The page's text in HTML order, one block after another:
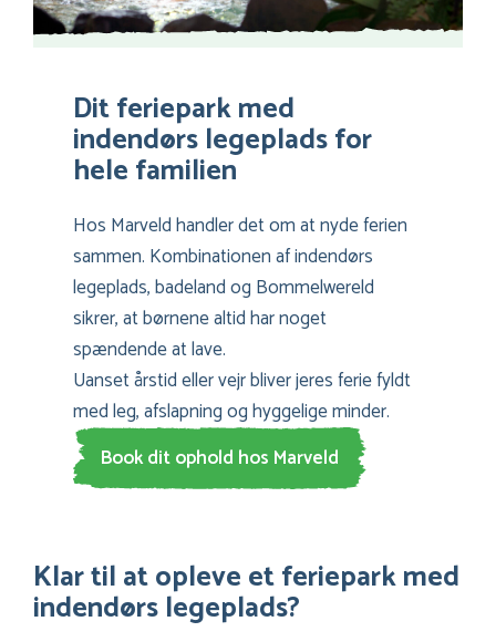
Dit feriepark med
indendørs legeplads for
hele familien
Hos Marveld handler det om at nyde ferien
sammen. Kombinationen af indendørs
legeplads, badeland og Bommelwereld
sikrer, at børnene altid har noget
spændende at lave.
Uanset årstid eller vejr bliver jeres ferie fyldt
med leg, afslapning og hyggelige minder.
Book dit ophold hos Marveld
Klar til at opleve et feriepark med
indendørs legeplads?